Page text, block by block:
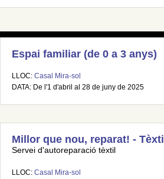
Espai familiar (de 0 a 3 anys)
LLOC: Casal Mira-sol
DATA: De l'1 d'abril al 28 de juny de 2025
Millor que nou, reparat! - Tèxtil
Servei d'autoreparació tèxtil
LLOC: Casal Mira-sol